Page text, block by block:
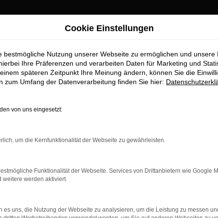
Top-
Sie im Autohaus Stiglmayr
für exzellente VW T-Cross Fahrzeuge für Augsburg und
höchste Standards in Sachen Qualität und Leistung erfüllen.
VW T-Cross Flotte und warum Autohaus
Network Error
ist ein Fehler aufgetreten.
Cookie Einstellungen
bestmögliche Nutzung unserer Webseite zu ermöglichen und unsere
Ihre Präferenzen und verarbeiten Daten für Marketing und
späteren Zeitpunkt Ihre Meinung ändern, können Sie die
zum Umfang der Datenverarbeitung finden Sie hier:
von uns eingesetzt:
um die Kernfunktionalität der Webseite zu gewährleisten.
Funktionalität der Webseite. Services von Drittanbietern wie Google
weitere werden aktiviert.
es uns, die Nutzung der Webseite zu analysieren, um die Leistung zu messen